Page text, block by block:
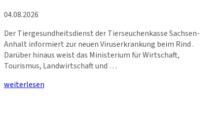
04.08.2026
Der Tiergesundheitsdienst der Tierseuchenkasse Sachsen-
Anhalt informiert zur neuen Viruserkrankung beim Rind .
Darüber hinaus weist das Ministerium für Wirtschaft,
Tourismus, Landwirtschaft und …
weiterlesen